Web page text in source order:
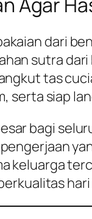
dari
sutra
tas
serta siap
bagi
keluarga
hari